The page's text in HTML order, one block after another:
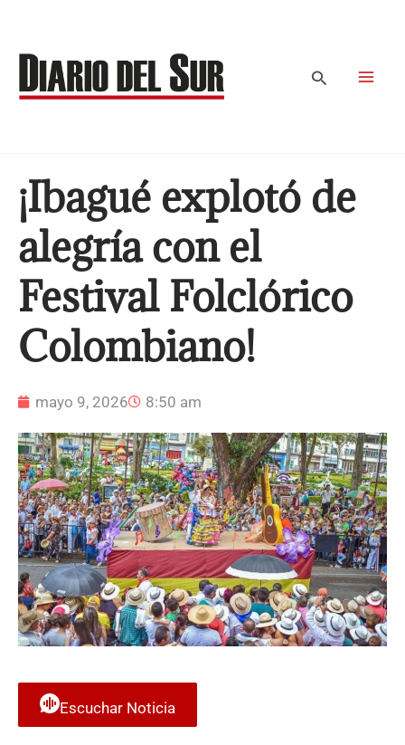
contenido
Buscar
¡Ibagué explotó de
alegría con el
Festival Folclórico
Colombiano!
mayo 9, 2026 8:50 am
Escuchar Noticia